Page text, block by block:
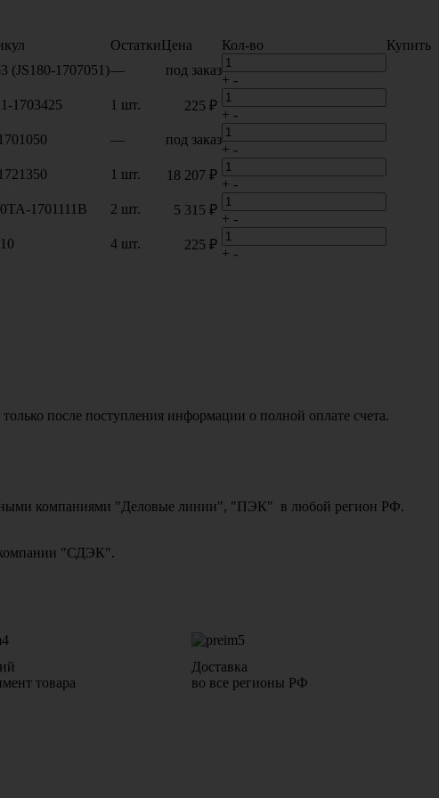
ОстаткиЦена Кол-во
Купить
(JS180-1707051)— под заказ
+ -
1703425 1 шт. 225 ₽
+ -
— под заказ
+ -
1 шт. 18 207 ₽
+ -
1701111B 2 шт. 5 315 ₽
+ -
4 шт. 225 ₽
+ -
после поступления информации о полной оплате счета.
компаниями "Деловые линии", "ПЭК" в любой регион РФ.
компании "СДЭК".
товара
Доставка
во все регионы РФ